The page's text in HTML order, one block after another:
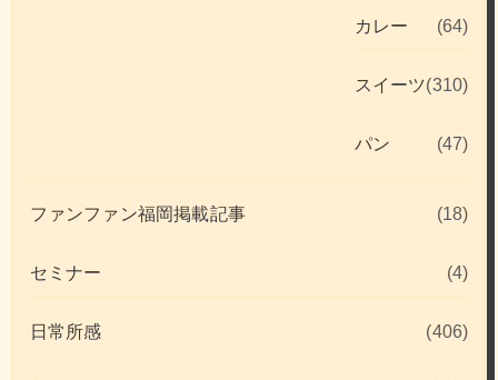
カレー (64)
スイーツ(310)
パン (47)
ファンファン福岡掲載記事 (18)
セミナー (4)
日常所感 (406)